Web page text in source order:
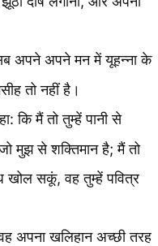
अपने अपने मन में यूहन्ना के
तो नहीं है।
कि मैं तो तुम्हें पानी से
मुझ से शक्तिमान है; मैं तो
खोल सकूं, वह तुम्हें पवित्र
अपना खलिहान अच्छी तरह